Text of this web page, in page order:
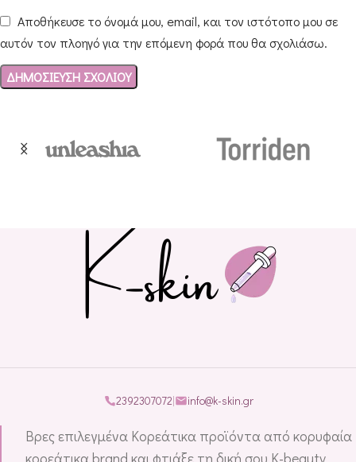
Αποθήκευσε το όνομά μου, email, και τον ιστότοπο μου σε
αυτόν τον πλοηγό για την επόμενη φορά που θα σχολιάσω.
2392307072| info@k-skin.gr
Βρες επιλεγμένα Κορεάτικα προϊόντα από κορυφαία